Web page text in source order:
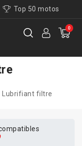
Top 50 motos
0
Lubrifiant filtre